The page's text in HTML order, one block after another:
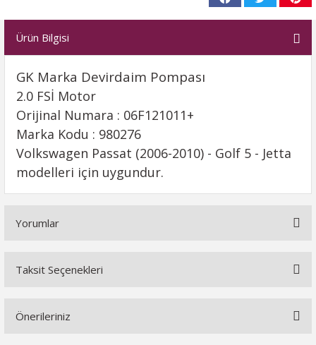
Ürün Bilgisi
GK Marka Devirdaim Pompası
2.0 FSİ Motor
Orijinal Numara : 06F121011+
Marka Kodu : 980276
Volkswagen Passat (2006-2010) - Golf 5 - Jetta
modelleri için uygundur.
Yorumlar
Taksit Seçenekleri
Önerileriniz